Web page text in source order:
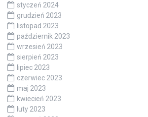
styczeń 2024
grudzień 2023
listopad 2023
październik 2023
wrzesień 2023
sierpień 2023
lipiec 2023
czerwiec 2023
maj 2023
kwiecień 2023
luty 2023